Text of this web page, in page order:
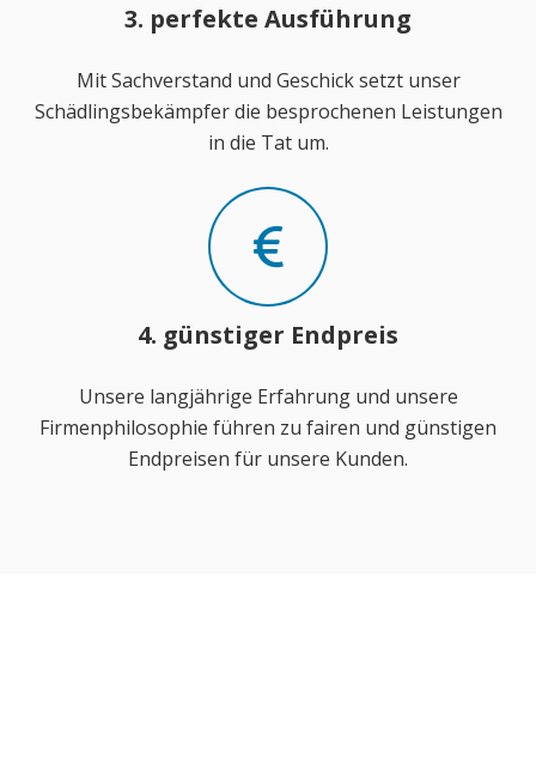
3. perfekte Ausführung
Mit Sachverstand und Geschick setzt unser
Schädlingsbekämpfer die besprochenen Leistungen
in die Tat um.
4. günstiger Endpreis
Unsere langjährige Erfahrung und unsere
Firmenphilosophie führen zu fairen und günstigen
Endpreisen für unsere Kunden.